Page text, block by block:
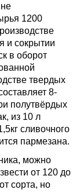
1200
и сокрытии
в оборот
твердых
8-
полутвёрдых
из 10 л
сливочного
пармезана.
можно
от 120 до
сорта, но